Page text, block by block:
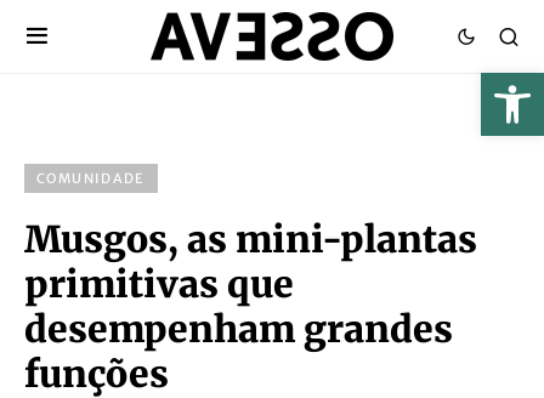
COMUNIDADE
Musgos, as mini-plantas
primitivas que
desempenham grandes
funções